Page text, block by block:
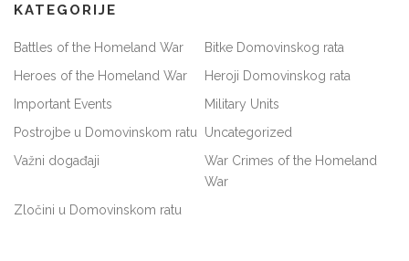
KATEGORIJE
Battles of the Homeland War
Bitke Domovinskog rata
Heroes of the Homeland War
Heroji Domovinskog rata
Important Events
Military Units
Postrojbe u Domovinskom ratu
Uncategorized
Važni događaji
War Crimes of the Homeland
War
Zločini u Domovinskom ratu